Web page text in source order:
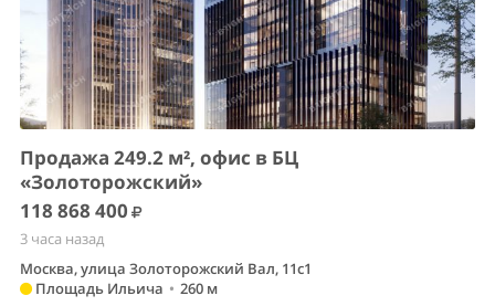
Продажа 249.2 м², офис в БЦ
«Золоторожский»
118 868 400
3 часа назад
Москва, улица Золоторожский Вал, 11с1
Площадь Ильича • 260 м